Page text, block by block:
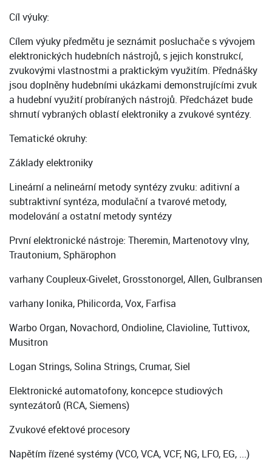
Cíl výuky:
Cílem výuky předmětu je seznámit posluchače s vývojem
elektronických hudebních nástrojů, s jejich konstrukcí,
zvukovými vlastnostmi a praktickým využitím. Přednášky
jsou doplněny hudebními ukázkami demonstrujícími zvuk
a hudební využití probíraných nástrojů. Předcházet bude
shrnutí vybraných oblastí elektroniky a zvukové syntézy.
Tematické okruhy:
Základy elektroniky
Lineární a nelineární metody syntézy zvuku: aditivní a
subtraktivní syntéza, modulační a tvarové metody,
modelování a ostatní metody syntézy
První elektronické nástroje: Theremin, Martenotovy vlny,
Trautonium, Sphärophon
varhany Coupleux-Givelet, Grosstonorgel, Allen, Gulbransen
varhany Ionika, Philicorda, Vox, Farfisa
Warbo Organ, Novachord, Ondioline, Clavioline, Tuttivox,
Musitron
Logan Strings, Solina Strings, Crumar, Siel
Elektronické automatofony, koncepce studiových
syntezátorů (RCA, Siemens)
Zvukové efektové procesory
Napětím řízené systémy (VCO, VCA, VCF, NG, LFO, EG, ...)